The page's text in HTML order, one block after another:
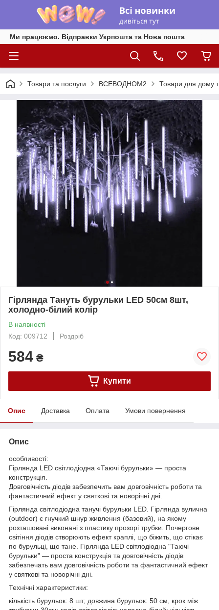
Ми працюємо. Відправки Укрпошта та Нова пошта
Товари та послуги ВСЕВОДНОМ2 Товари для дому
Гірлянда Тануть бурульки LED 50см 8шт,
холодно-білий колір
В наявності
Код: 009712
Роздріб
584 ₴
Купити
Опис Доставка Оплата Умови повернення
Опис
особливості:
Гірлянда LED світлодіодна «Таючі бурульки» — проста
конструкція.
Довговічність діодів забезпечить вам довговічність роботи та
фантастичний ефект у святкові та новорічні дні.
Гірлянда світлодіодна танучі бурульки LED. Гірлянда вулична
(outdoor) є гнучкий шнур живлення (базовий), на якому
розташовані виконані з пластику прозорі трубки. Почергове
світіння діодів створюють ефект краплі, що біжить, що стікає
по бурульці, що тане. Гірлянда LED світлодіодна "Таючі
бурульки" ― проста конструкція та довговічність діодів
забезпечать вам довговічність роботи та фантастичний ефект
у святкові та новорічні дні.
Технічні характеристики:
кількість бурульок: 8 шт; довжина бурульок: 50 см, крок між